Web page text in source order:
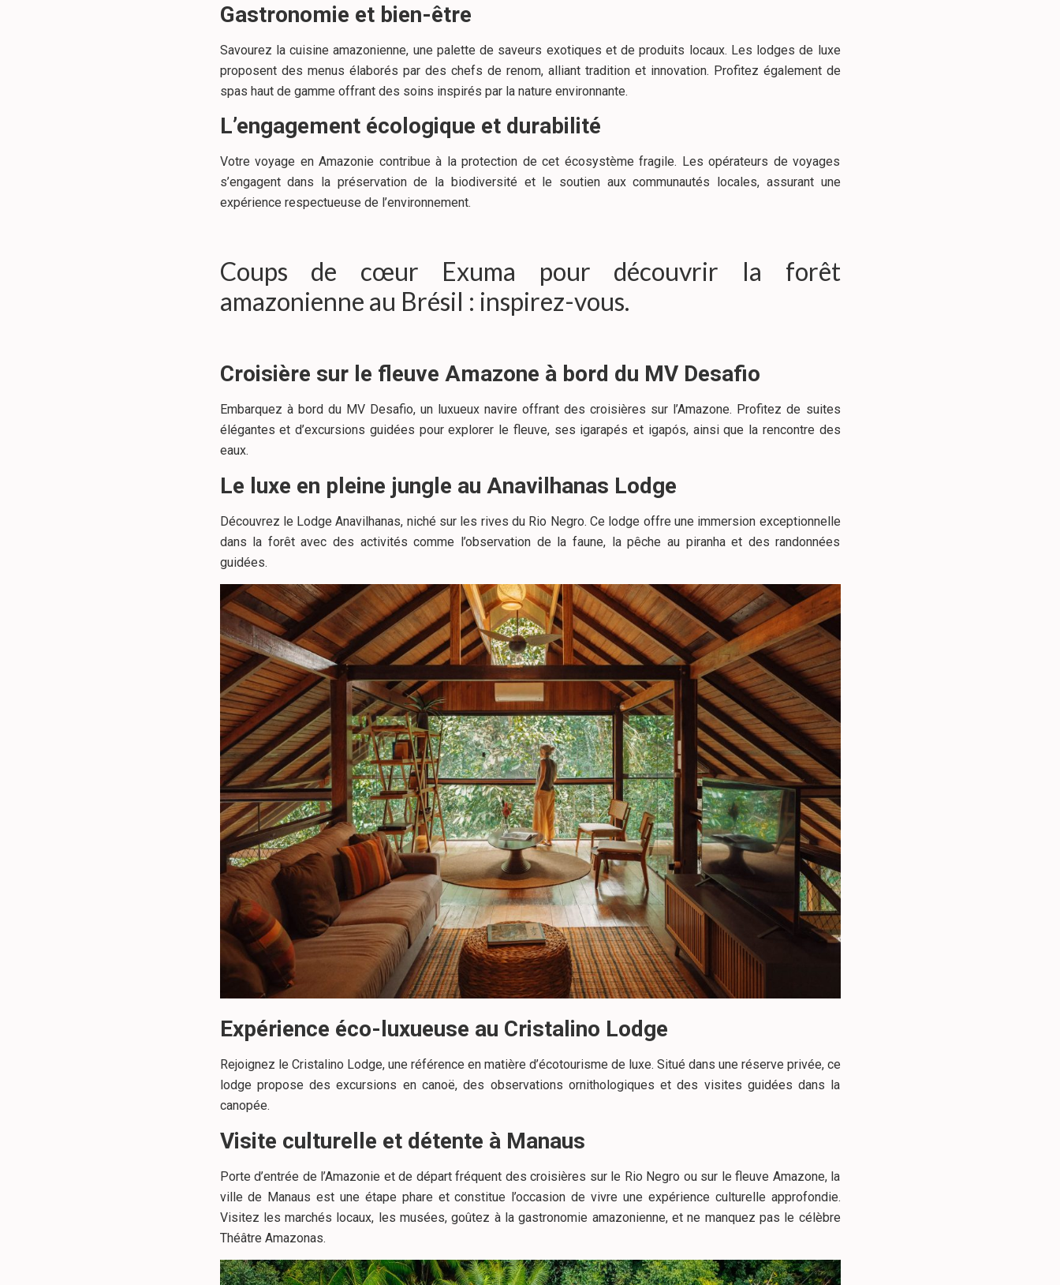
Gastronomie et bien-être
Savourez la cuisine amazonienne, une palette de saveurs exotiques et de produits locaux. Les lodges de luxe
proposent des menus élaborés par des chefs de renom, alliant tradition et innovation. Profitez également de
spas haut de gamme offrant des soins inspirés par la nature environnante.
L’engagement écologique et durabilité
Votre voyage en Amazonie contribue à la protection de cet écosystème fragile. Les opérateurs de voyages
s’engagent dans la préservation de la biodiversité et le soutien aux communautés locales, assurant une
expérience respectueuse de l’environnement.
Coups de cœur Exuma pour découvrir la forêt
amazonienne au Brésil : inspirez-vous.
Croisière sur le fleuve Amazone à bord du MV Desafio
Embarquez à bord du MV Desafio, un luxueux navire offrant des croisières sur l’Amazone. Profitez de suites
élégantes et d’excursions guidées pour explorer le fleuve, ses igarapés et igapós, ainsi que la rencontre des
eaux.
Le luxe en pleine jungle au Anavilhanas Lodge
Découvrez le Lodge Anavilhanas, niché sur les rives du Rio Negro. Ce lodge offre une immersion exceptionnelle
dans la forêt avec des activités comme l’observation de la faune, la pêche au piranha et des randonnées
guidées.
Expérience éco-luxueuse au Cristalino Lodge
Rejoignez le Cristalino Lodge, une référence en matière d’écotourisme de luxe. Situé dans une réserve privée, ce
lodge propose des excursions en canoë, des observations ornithologiques et des visites guidées dans la
canopée.
Visite culturelle et détente à Manaus
Porte d’entrée de l’Amazonie et de départ fréquent des croisières sur le Rio Negro ou sur le fleuve Amazone, la
ville de Manaus est une étape phare et constitue l’occasion de vivre une expérience culturelle approfondie.
Visitez les marchés locaux, les musées, goûtez à la gastronomie amazonienne, et ne manquez pas le célèbre
Théâtre Amazonas.